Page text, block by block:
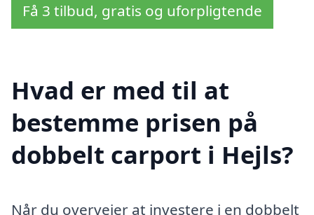
Få 3 tilbud, gratis og uforpligtende
Hvad er med til at
bestemme prisen på
dobbelt carport i Hejls?
Når du overvejer at investere i en dobbelt